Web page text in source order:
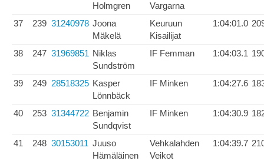
Holmgren
Vargarna
37 239 31240978 Joona
Mäkelä
Keuruun
Kisailijat
1:04:01.0
38 247 31969851 Niklas
Sundström
IF Femman 1:04:03.1
39 249 28518325 Kasper
Lönnbäck
IF Minken 1:04:27.6
40 253 31344722 Benjamin
Sundqvist
IF Minken 1:04:30.9
41 248 30153011 Juuso
Hämäläinen
Vehkalahden
Veikot
1:04:39.7